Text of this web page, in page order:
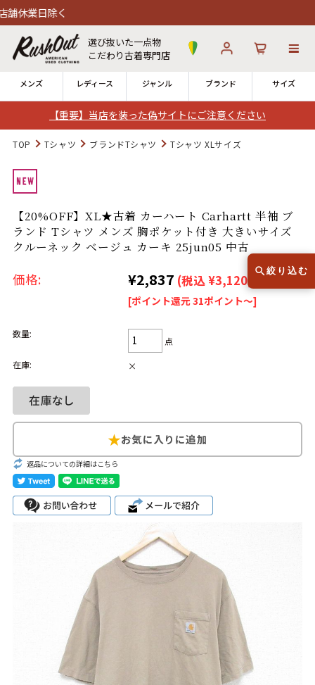
【重要】当店を装った偽サイトにご注意ください
除く
選び抜いた一点物
こだわり古着専門店
メンズ レディース ジャンル ブランド サイズ
ログイン
全国7店舗・公式通販の比較
発送について 12時までのご注文で当日出荷！
※対応不可：日祝、長期休暇、セール
Search by Hotword 今週のHOTワード（7/29〜8/4）
5 ラルフローレン
Search by Brandブランドから探す
ラルフ ローレン ザ・ノース・フェ
イス
カーハート ディッキーズ
アディダス ナイキ
リーバイス ラッセル・アスレ
チック
タ行
TOP Tシャツ ブランドTシャツ Tシャツ XLサイズ
【20%OFF】XL★古着 カーハート Carhartt 半袖 ブ
ランド Tシャツ メンズ 胸ポケット付き 大きいサイズ
クルーネック ベージュ カーキ 25jun05 中古
価格: ¥2,837 (税込 ¥3,120)
[ポイント還元 31ポイント～]
数量:
点
在庫:
×
返品についての詳細はこちら
絞り込む